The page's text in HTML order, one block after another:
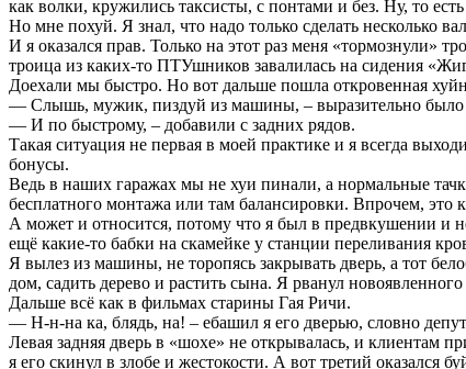
как волки, кружились таксисты, с понтами и без. Ну, то
Но мне похуй. Я знал, что надо только сделать несколько
И я оказался прав. Только на этот раз меня «тормознули»
троица из каких-то ПТУшников завалилась на сидения
Доехали мы быстро. Но вот дальше пошла откровенная
— Слышь, мужик, пиздуй из машины, – выразительно было
— И по быстрому, – добавили с задних рядов.
Такая ситуация не первая в моей практике и я всегда
бонусы.
Ведь в наших гаражах мы не хуи пинали, а нормальные
бесплатного монтажа или там балансировки. Впрочем, это
А может и относится, потому что я был в предвкушении и
ещё какие-то бабки на скамейке у станции переливания
Я вылез из машины, не торопясь закрывать дверь, а тот
дом, садить дерево и растить сына. Я рванул
Дальше всё как в фильмах старины Гая Ричи.
— Н-н-на ка, блядь, на! – ебашил я его дверью, словно
Левая задняя дверь в «шохе» не открывалась, и клиентам
я его скинул в злобе и жестокости. А вот третий